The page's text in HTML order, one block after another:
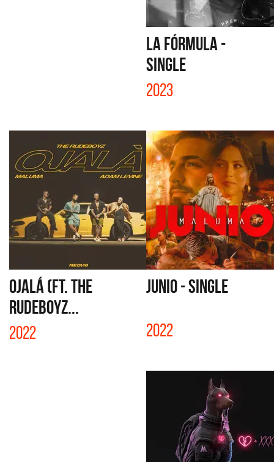
LA FÓRMULA -
SINGLE
2023
OJALÁ (FT. THE
RUDEBOYZ...
2022
JUNIO - SINGLE
2022